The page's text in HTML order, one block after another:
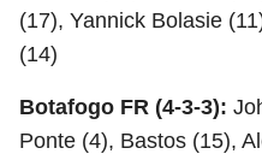
(17), Yannick Bolasie
(14)
Botafogo FR (4-3-3):
Ponte (4), Bastos (15),